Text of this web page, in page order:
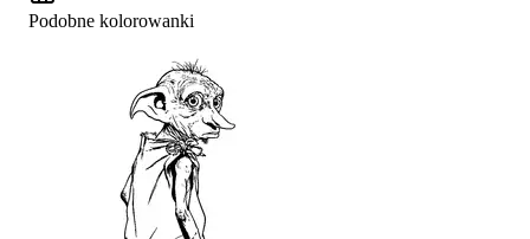
Podobne kolorowanki